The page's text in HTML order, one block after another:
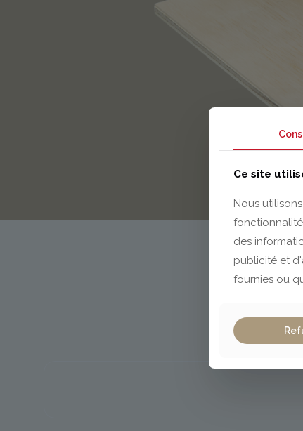
Ce site
Nous
des
publicité et
fournies ou